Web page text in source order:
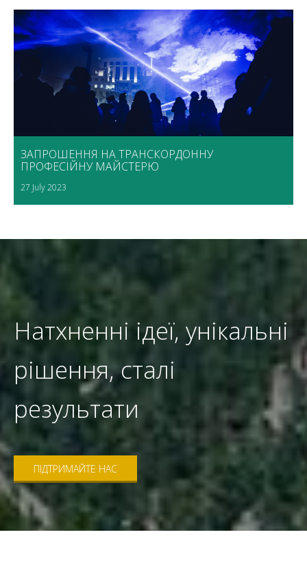
ЗАПРОШЕННЯ НА ТРАНСКОРДОННУ
ПРОФЕСІЙНУ МАЙСТЕРЮ
27 July 2023
Натхненні ідеї, унікальні
рішення, сталі
результати
ПІДТРИМАЙТЕ НАС